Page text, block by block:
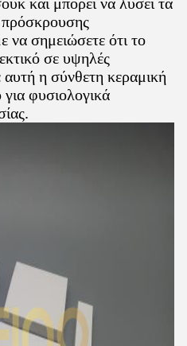
σημειώσετε ότι το
σε υψηλές
η σύνθετη κεραμική
φυσιολογικά